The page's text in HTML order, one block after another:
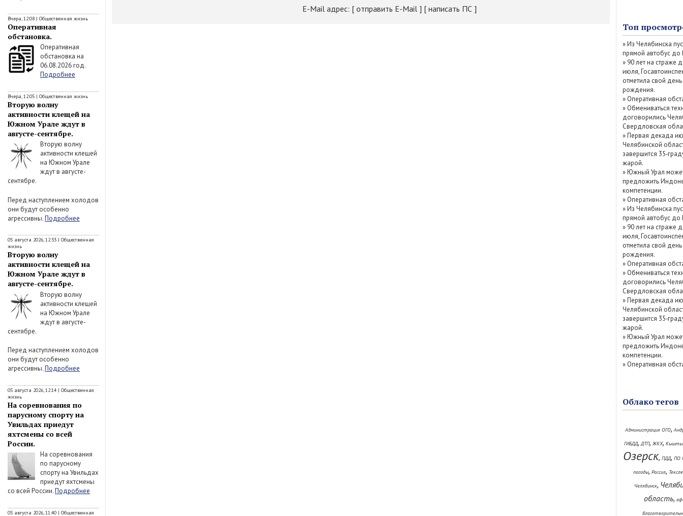
Вчера, 12:08 | Общественная жизнь
Оперативная
обстановка.
Оперативная
обстановка на
06.08.2026 год.
Подробнее
Вчера, 12:05 | Общественная жизнь
Вторую волну
активности клещей на
Южном Урале ждут в
августе-сентябре.
Вторую волну
активности клещей
на Южном Урале
ждут в августе-
сентябре.
Перед наступлением холодов
они будут особенно
агрессивны.Подробнее
05 августа 2026, 12:33 | Общественная
жизнь
Вторую волну
активности клещей на
Южном Урале ждут в
августе-сентябре.
Вторую волну
активности клещей
на Южном Урале
ждут в августе-
сентябре.
Перед наступлением холодов
они будут особенно
агрессивны.Подробнее
05 августа 2026, 12:14 | Общественная
жизнь
На соревнования по
парусному спорту на
Увильдах приедут
яхтсмены со всей
России.
На соревнования
по парусному
спорту на Увильдах
приедут яхтсмены
со всей России.Подробнее
05 августа 2026, 11:40 | Общественная
E-Mail адрес: [ отправить E-Mail ] [ написать ПС ]
Июль 2026 (77)
Июнь 2026 (52)
Май 2026 (69)
Апрель 2026
Март 2026 (79)
Показать /
архив
Топ
»Из Челябинска
прямой автобус
» 90 лет на страже
июля,
отметила свой день
рождения.
» Оперативная
» Обмениваться
договорились
Свердловская
»Первая декада
Челябинской
завершится
жарой.
»Южный Урал
предложить
компетенции.
» Оперативная
»Из Челябинска
прямой автобус
» 90 лет на страже
июля,
отметила свой день
рождения.
» Оперативная
» Обмениваться
договорились
Свердловская
»Первая декада
Челябинской
завершится
жарой.
»Южный Урал
предложить
компетенции.
» Оперативная
Облако тегов
Администрация ОГО,
ГИБДД,ДТП, ЖКХ,
Озерск, ПДД, ПО
погоды, Россия,
Челябинск,
область,